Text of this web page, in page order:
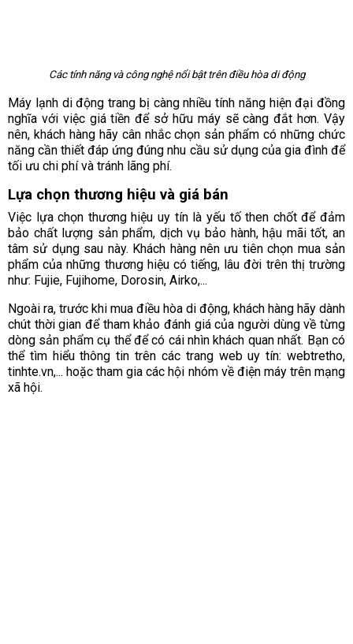
Các tính năng và công nghệ nổi bật trên điều hòa di động
Máy lạnh di động trang bị càng nhiều tính năng hiện đại đồng
nghĩa với việc giá tiền để sở hữu máy sẽ càng đắt hơn. Vậy
nên, khách hàng hãy cân nhắc chọn sản phẩm có những chức
năng cần thiết đáp ứng đúng nhu cầu sử dụng của gia đình để
tối ưu chi phí và tránh lãng phí.
Lựa chọn thương hiệu và giá bán
Việc lựa chọn thương hiệu uy tín là yếu tố then chốt để đảm
bảo chất lượng sản phẩm, dịch vụ bảo hành, hậu mãi tốt, an
tâm sử dụng sau này. Khách hàng nên ưu tiên chọn mua sản
phẩm của những thương hiệu có tiếng, lâu đời trên thị trường
như: Fujie, Fujihome, Dorosin, Airko,...
Ngoài ra, trước khi mua điều hòa di động, khách hàng hãy dành
chút thời gian để tham khảo đánh giá của người dùng về từng
dòng sản phẩm cụ thể để có cái nhìn khách quan nhất. Bạn có
thể tìm hiểu thông tin trên các trang web uy tín: webtretho,
tinhte.vn,... hoặc tham gia các hội nhóm về điện máy trên mạng
xã hội.